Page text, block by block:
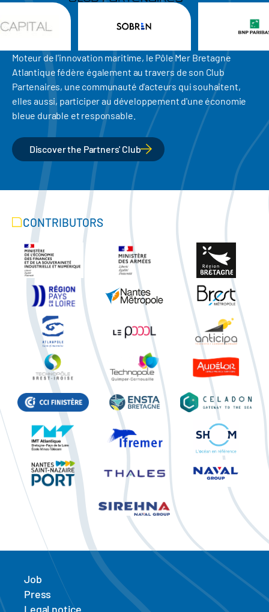
Moteur de l'innovation maritime, le Pôle Mer Bretagne
Atlantique fédère également au travers de son Club
Partenaires, une communauté d'acteurs qui souhaitent,
elles aussi, participer au développement d'une économie
bleue durable et responsable.
Discover the Partners' Club
CONTRIBUTORS
Job
Press
Legal notice